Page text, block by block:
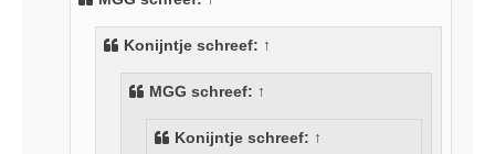
Konijntje schreef: ↑
MGG schreef: ↑
Konijntje schreef: ↑